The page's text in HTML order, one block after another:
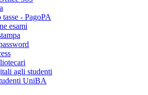
tasse - PagoPA
esami
agli studenti
UniBA